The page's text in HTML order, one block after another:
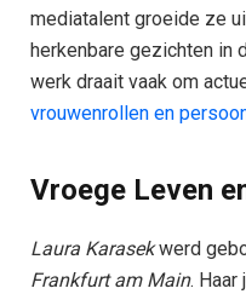
mediatalent groeide ze
herkenbare gezichten in
werk draait vaak om
vrouwenrollen en
Vroege Leven
Laura Karasekwerd
Frankfurt am Main.